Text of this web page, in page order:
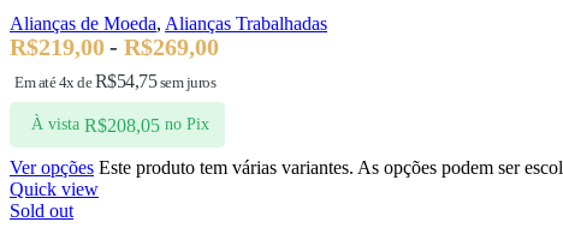
Alianças de Moeda, Alianças Trabalhadas
R$219,00- R$269,00
Em até 4x deR$54,75sem juros
À vista R$208,05 no Pix
Ver opções Este produto tem várias variantes. As opções podem ser
Quick view
Sold out